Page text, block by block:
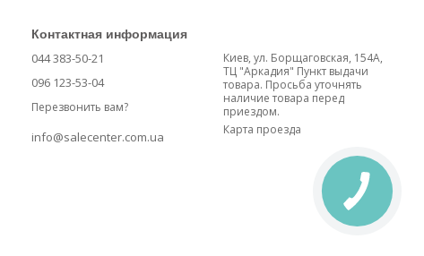
Контактная информация
044 383-50-21
096 123-53-04
Перезвонить вам?
info@salecenter.com.ua
Киев, ул. Борщаговская, 154А,
ТЦ "Аркадия" Пункт выдачи
товара. Просьба уточнять
наличие товара перед
приездом.
Карта проезда